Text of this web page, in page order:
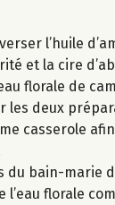
l’huile
et la cire
florale de
les deux
casserole
du bain-marie
l’eau florale